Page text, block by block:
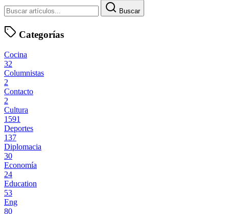
Buscar
Categorías
Cocina
32
Columnistas
2
Contacto
2
Cultura
1591
Deportes
137
Diplomacia
30
Economía
24
Education
53
Eng
80